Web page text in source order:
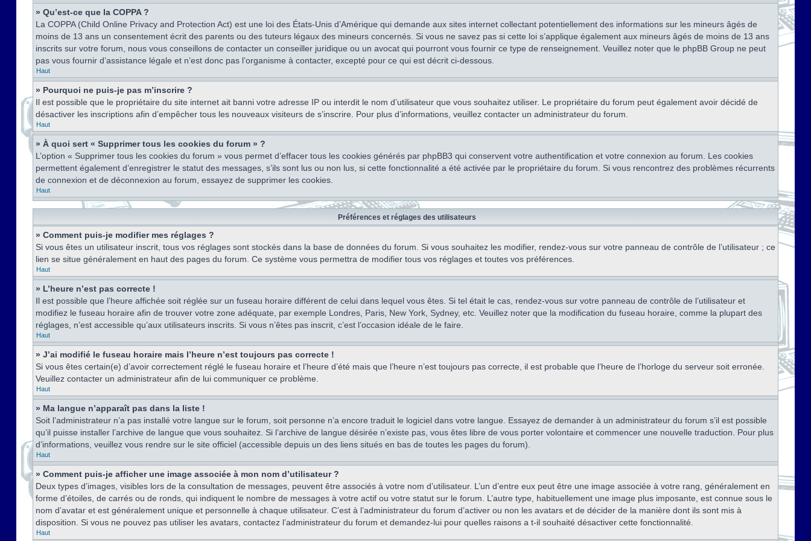
» Qu’est-ce que la COPPA ?
La COPPA (Child Online Privacy and Protection Act) est une loi des États-Unis d’Amérique qui demande aux sites internet collectant potentiellement des informations sur les mineurs âgés de
moins de 13 ans un consentement écrit des parents ou des tuteurs légaux des mineurs concernés. Si vous ne savez pas si cette loi s’applique également aux mineurs âgés de moins de 13 ans
inscrits sur votre forum, nous vous conseillons de contacter un conseiller juridique ou un avocat qui pourront vous fournir ce type de renseignement. Veuillez noter que le phpBB Group ne peut
pas vous fournir d’assistance légale et n’est donc pas l’organisme à contacter, excepté pour ce qui est décrit ci-dessous.
Haut
» Pourquoi ne puis-je pas m’inscrire ?
Il est possible que le propriétaire du site internet ait banni votre adresse IP ou interdit le nom d’utilisateur que vous souhaitez utiliser. Le propriétaire du forum peut également avoir décidé de
désactiver les inscriptions afin d’empêcher tous les nouveaux visiteurs de s’inscrire. Pour plus d’informations, veuillez contacter un administrateur du forum.
Haut
» À quoi sert « Supprimer tous les cookies du forum » ?
L’option « Supprimer tous les cookies du forum » vous permet d’effacer tous les cookies générés par phpBB3 qui conservent votre authentification et votre connexion au forum. Les cookies
permettent également d’enregistrer le statut des messages, s’ils sont lus ou non lus, si cette fonctionnalité a été activée par le propriétaire du forum. Si vous rencontrez des problèmes récurrents
de connexion et de déconnexion au forum, essayez de supprimer les cookies.
Haut
Préférences et réglages des utilisateurs
» Comment puis-je modifier mes réglages ?
Si vous êtes un utilisateur inscrit, tous vos réglages sont stockés dans la base de données du forum. Si vous souhaitez les modifier, rendez-vous sur votre panneau de contrôle de l’utilisateur ; ce
lien se situe généralement en haut des pages du forum. Ce système vous permettra de modifier tous vos réglages et toutes vos préférences.
Haut
» L’heure n’est pas correcte !
Il est possible que l’heure affichée soit réglée sur un fuseau horaire différent de celui dans lequel vous êtes. Si tel était le cas, rendez-vous sur votre panneau de contrôle de l’utilisateur et
modifiez le fuseau horaire afin de trouver votre zone adéquate, par exemple Londres, Paris, New York, Sydney, etc. Veuillez noter que la modification du fuseau horaire, comme la plupart des
réglages, n’est accessible qu’aux utilisateurs inscrits. Si vous n’êtes pas inscrit, c’est l’occasion idéale de le faire.
Haut
» J’ai modifié le fuseau horaire mais l’heure n’est toujours pas correcte !
Si vous êtes certain(e) d’avoir correctement réglé le fuseau horaire et l’heure d’été mais que l’heure n’est toujours pas correcte, il est probable que l’heure de l’horloge du serveur soit erronée.
Veuillez contacter un administrateur afin de lui communiquer ce problème.
Haut
» Ma langue n’apparaît pas dans la liste !
Soit l’administrateur n’a pas installé votre langue sur le forum, soit personne n’a encore traduit le logiciel dans votre langue. Essayez de demander à un administrateur du forum s’il est possible
qu’il puisse installer l’archive de langue que vous souhaitez. Si l’archive de langue désirée n’existe pas, vous êtes libre de vous porter volontaire et commencer une nouvelle traduction. Pour plus
d’informations, veuillez vous rendre sur le site officiel (accessible depuis un des liens situés en bas de toutes les pages du forum).
Haut
» Comment puis-je afficher une image associée à mon nom d’utilisateur ?
Deux types d’images, visibles lors de la consultation de messages, peuvent être associés à votre nom d’utilisateur. L’un d’entre eux peut être une image associée à votre rang, généralement en
forme d’étoiles, de carrés ou de ronds, qui indiquent le nombre de messages à votre actif ou votre statut sur le forum. L’autre type, habituellement une image plus imposante, est connue sous le
nom d’avatar et est généralement unique et personnelle à chaque utilisateur. C’est à l’administrateur du forum d’activer ou non les avatars et de décider de la manière dont ils sont mis à
disposition. Si vous ne pouvez pas utiliser les avatars, contactez l’administrateur du forum et demandez-lui pour quelles raisons a t-il souhaité désactiver cette fonctionnalité.
Haut